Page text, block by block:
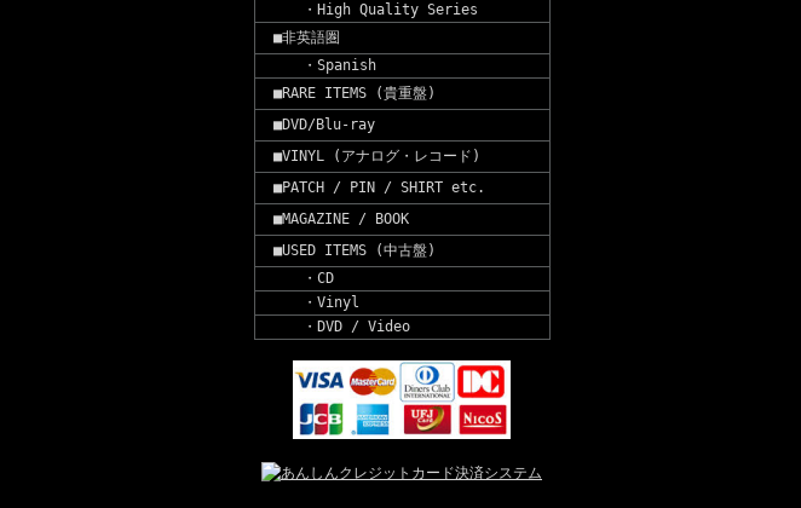
・High Quality Series
■非英語圏
・Spanish
■RARE ITEMS (貴重盤)
■DVD/Blu-ray
■VINYL (アナログ・レコード)
■PATCH / PIN / SHIRT etc.
■MAGAZINE / BOOK
■USED ITEMS (中古盤)
・CD
・Vinyl
・DVD / Video